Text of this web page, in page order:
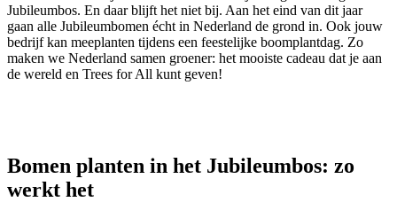
Jubileumbos. En daar blijft het niet bij. Aan het eind van dit jaar
gaan alle Jubileumbomen écht in Nederland de grond in. Ook jouw
bedrijf kan meeplanten tijdens een feestelijke boomplantdag. Zo
maken we Nederland samen groener: het mooiste cadeau dat je aan
de wereld en Trees for All kunt geven!
Bomen planten in het Jubileumbos: zo
werkt het